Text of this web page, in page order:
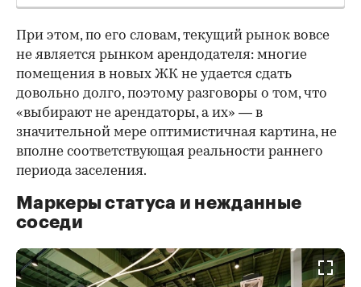
При этом, по его словам, текущий рынок вовсе
не является рынком арендодателя: многие
помещения в новых ЖК не удается сдать
довольно долго, поэтому разговоры о том, что
«выбирают не арендаторы, а их» — в
значительной мере оптимистичная картина, не
вполне соответствующая реальности раннего
периода заселения.
Маркеры статуса и нежданные
соседи